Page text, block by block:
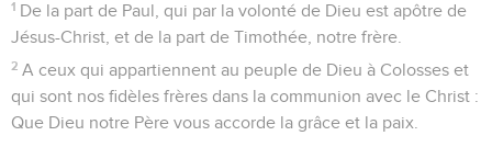
1 De la part de Paul, qui par la volonté de Dieu est apôtre de
Jésus-Christ, et de la part de Timothée, notre frère.
2 A ceux qui appartiennent au peuple de Dieu à Colosses et
qui sont nos fidèles frères dans la communion avec le Christ :
Que Dieu notre Père vous accorde la grâce et la paix.